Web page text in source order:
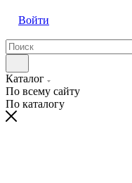
Войти
Каталог
По всему сайту
По каталогу